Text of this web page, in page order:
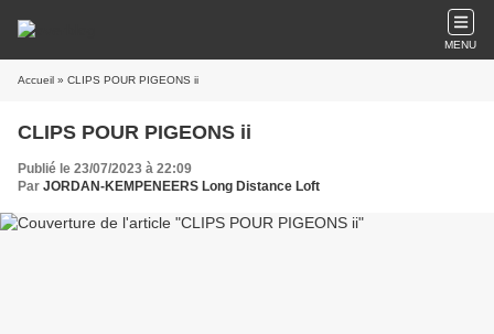
MENU
Accueil » CLIPS POUR PIGEONS ii
CLIPS POUR PIGEONS ii
Publié le 23/07/2023 à 22:09
Par JORDAN-KEMPENEERS Long Distance Loft